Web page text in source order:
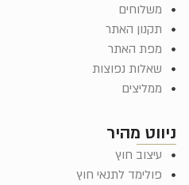
ניווט מהיר
עיצוב חוץ
פולימד לתנאי חוץ
משלוחים
תקנון האתר
מפת האתר
שאלות נפוצות
ממליצים